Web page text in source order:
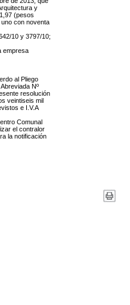
y
(pesos
con noventa
10 y 3797/10;
empresa
al Pliego
Nº
resolución
veintiseis mil
e I.V.A
Comunal
el contralor
la notificación